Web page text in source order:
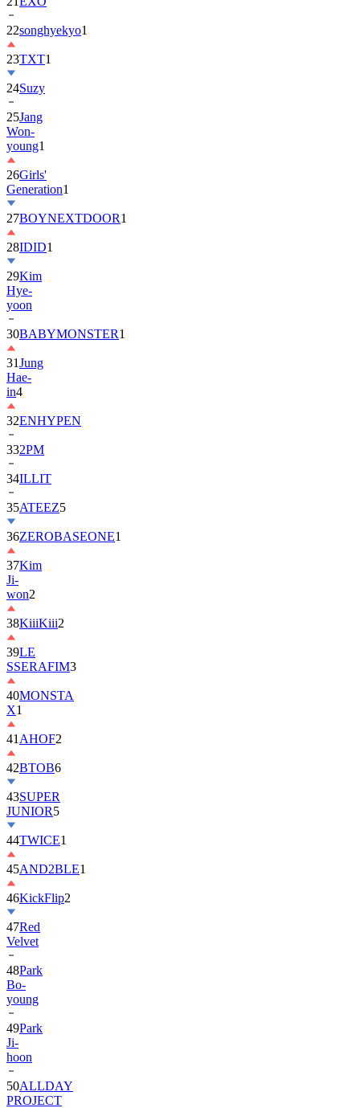
22songhyekyo1
23TXT1
24Suzy
25Jang
Won-
young1
26Girls'
Generation1
27BOYNEXTDOOR1
28IDID1
29Kim
Hye-
yoon
30BABYMONSTER1
31Jung
Hae-
in4
32ENHYPEN
332PM
34ILLIT
35ATEEZ5
36ZEROBASEONE1
37Kim
Ji-
won2
38KiiiKiii2
39LE
SSERAFIM3
40MONSTA
X1
41 AHOF2
42BTOB6
43SUPER
JUNIOR5
44TWICE1
45AND2BLE1
46KickFlip2
47Red
Velvet
48Park
Bo-
young
49Park
Ji-
hoon
50ALLDAY
PROJECT